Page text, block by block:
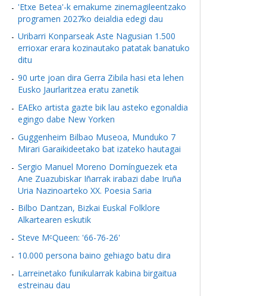
'Etxe Betea'-k emakume zinemagileentzako
programen 2027ko deialdia edegi dau
Uribarri Konparseak Aste Nagusian 1.500
errioxar erara kozinautako patatak banatuko
ditu
90 urte joan dira Gerra Zibila hasi eta lehen
Eusko Jaurlaritzea eratu zanetik
EAEko artista gazte bik lau asteko egonaldia
egingo dabe New Yorken
Guggenheim Bilbao Museoa, Munduko 7
Mirari Garaikideetako bat izateko hautagai
Sergio Manuel Moreno Domínguezek eta
Ane Zuazubiskar Iñarrak irabazi dabe Iruña
Uria Nazinoarteko XX. Poesia Saria
Bilbo Dantzan, Bizkai Euskal Folklore
Alkartearen eskutik
Steve MᶜQueen: '66-76-26'
10.000 persona baino gehiago batu dira
Larreinetako funikularrak kabina birgaitua
estreinau dau